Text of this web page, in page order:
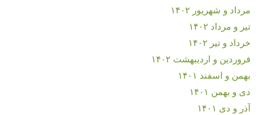
مرداد و شهریور ۱۴۰۲
تیر و مرداد ۱۴۰۲
خرداد و تیر ۱۴۰۲
فروردین و اردیبهشت ۱۴۰۲
بهمن و اسفند ۱۴۰۱
دی و بهمن ۱۴۰۱
آذر و دی ۱۴۰۱